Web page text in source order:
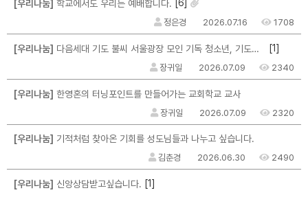
[우리나눔] 학교에서도 우리는 예배합니다. [6]
정은경 2026.07.16 1708
[우리나눔] 다음세대 기도 불씨 서울광장 모인 기독 청소년, 기도운동 불씨 지폈다 [1]
장귀일 2026.07.09 2340
[우리나눔] 한영혼의 터닝포인트를 만들어가는 교회학교 교사
장귀일 2026.07.09 2320
[우리나눔] 기적처럼 찾아온 기회를 성도님들과 나누고 싶습니다.
김춘경 2026.06.30 2490
[우리나눔] 신앙상담받고싶습니다. [1]